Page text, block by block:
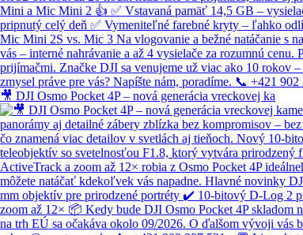
🎥 DJI Osmo Pocket 4P – nová generácia vreckovej ka